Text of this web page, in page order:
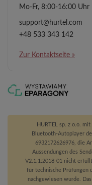
Mo-Fr, 8:00-16:00 Uhr
support@hurtel.com
+48 533 343 142
Zur Kontaktseite »
HURTEL sp. z o.o.
Bluetooth-Autoplayer
6932172626976, die
Aussendungen des
V2.1.1:2018-01 nicht
für technische Prüfungen
nachgewiesen wurde.